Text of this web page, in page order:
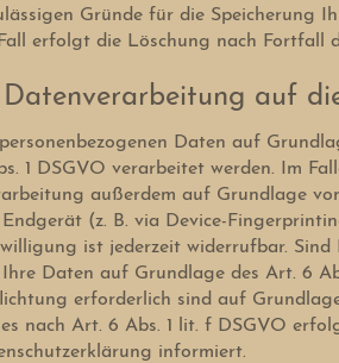
Gründe für die Speicherung
erfolgt die Löschung nach Fortfall
auf
Daten auf
1 DSGVO verarbeitet werden. Im
außerdem auf Grundlage
(z. B. via Device-
ist jederzeit widerrufbar.
Daten auf Grundlage des Art. 6
erforderlich sind auf
nach Art. 6 Abs. 1 lit. f DSGVO
informiert.